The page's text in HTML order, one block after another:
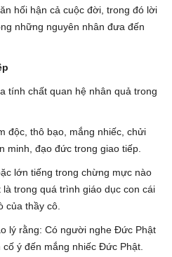
hối hận cả cuộc đời, trong đó lời
những nguyên nhân đưa đến
tính chất quan hệ nhân quả trong
độc, thô bạo, mắng nhiếc, chửi
đạo đức trong giao tiếp.
lớn tiếng trong chừng mực nào
trong quá trình giáo dục con cái
của thầy cô.
lý rằng: Có người nghe Đức Phật
ý đến mắng nhiếc Đức Phật.